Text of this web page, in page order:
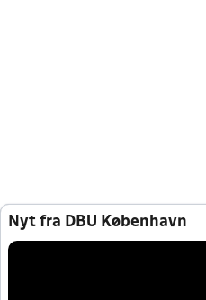
Nyt fra DBU København